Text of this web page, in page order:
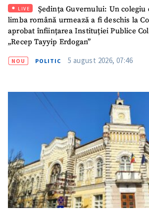
LIVE
Ședința Guvernului: Un colegiu
limba română urmează a fi deschis la
aprobat înființarea Instituției Publice
„Recep Tayyip Erdogan”
NOU POLITIC 5 august 2026, 07:46